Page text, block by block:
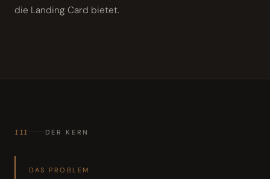
die Landing Card bietet.
III DER KERN
DAS PROBLEM